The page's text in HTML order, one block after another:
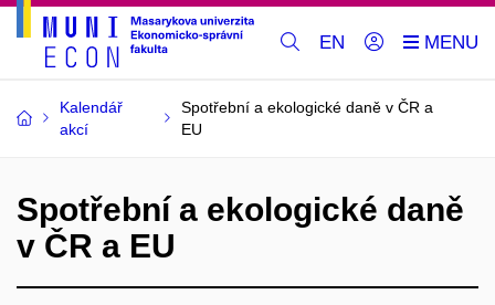
EN
Kalendář
akcí
Spotřební a ekologické daně v ČR a
EU
Spotřební a ekologické daně
v ČR a EU